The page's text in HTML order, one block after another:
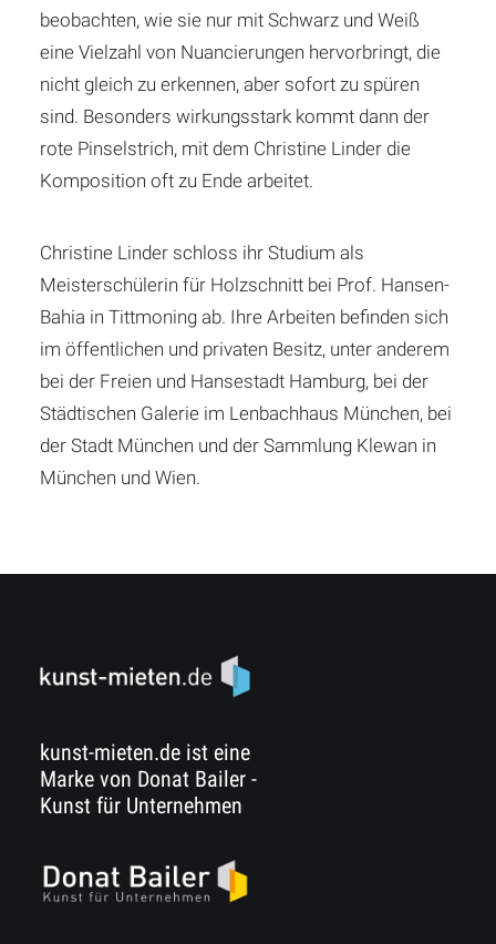
beobachten, wie sie nur mit Schwarz und Weiß
eine Vielzahl von Nuancierungen hervorbringt, die
nicht gleich zu erkennen, aber sofort zu spüren
sind. Besonders wirkungsstark kommt dann der
rote Pinselstrich, mit dem Christine Linder die
Komposition oft zu Ende arbeitet.
Christine Linder schloss ihr Studium als
Meisterschülerin für Holzschnitt bei Prof. Hansen-
Bahia in Tittmoning ab. Ihre Arbeiten befinden sich
im öffentlichen und privaten Besitz, unter anderem
bei der Freien und Hansestadt Hamburg, bei der
Städtischen Galerie im Lenbachhaus München, bei
der Stadt München und der Sammlung Klewan in
München und Wien.
kunst-mieten.de ist eine
Marke von Donat Bailer -
Kunst für Unternehmen